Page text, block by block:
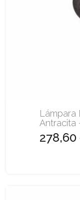
Lámpara
Antracita